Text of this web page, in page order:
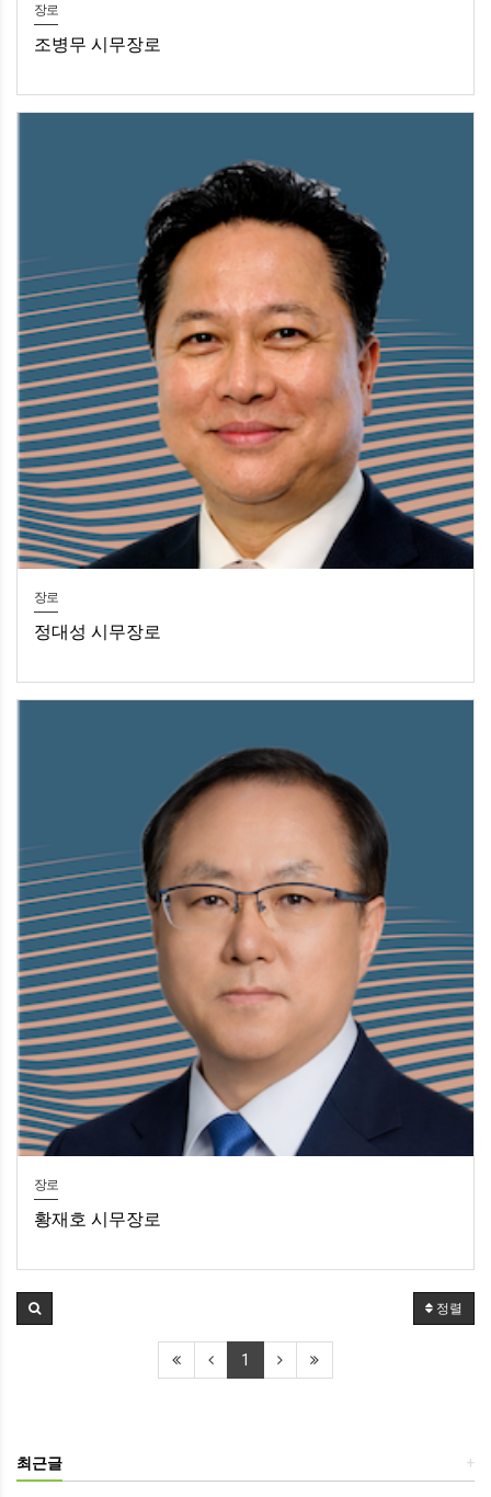
장로
조병무 시무장로
장로
정대성 시무장로
장로
황재호 시무장로
정렬
1
+
최근글